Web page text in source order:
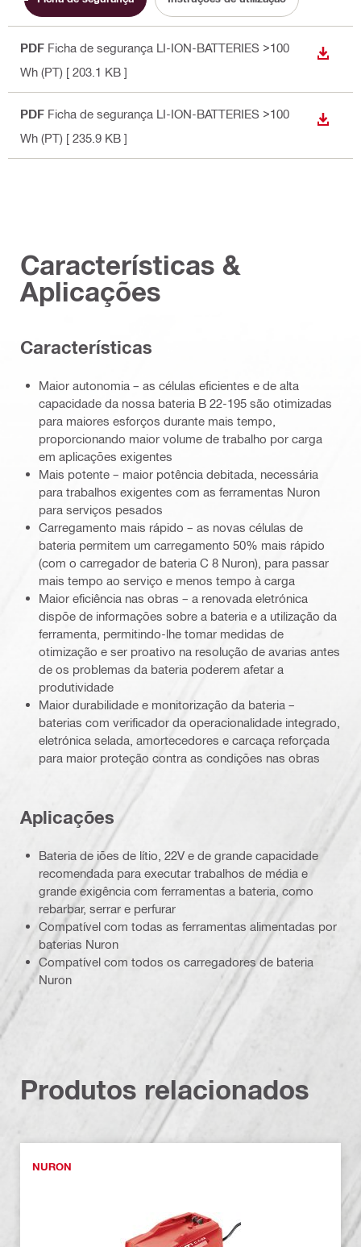
PDF Ficha de segurança LI-ION-BATTERIES >100
Wh (PT) [ 203.1 KB ]
PDF Ficha de segurança LI-ION-BATTERIES >100
Wh (PT) [ 235.9 KB ]
Características &
Aplicações
Características
Maior autonomia – as células eficientes e de alta
capacidade da nossa bateria B 22-195 são otimizadas
para maiores esforços durante mais tempo,
proporcionando maior volume de trabalho por carga
em aplicações exigentes
Mais potente – maior potência debitada, necessária
para trabalhos exigentes com as ferramentas Nuron
para serviços pesados
Carregamento mais rápido – as novas células de
bateria permitem um carregamento 50% mais rápido
(com o carregador de bateria C 8 Nuron), para passar
mais tempo ao serviço e menos tempo à carga
Maior eficiência nas obras – a renovada eletrónica
dispõe de informações sobre a bateria e a utilização da
ferramenta, permitindo-lhe tomar medidas de
otimização e ser proativo na resolução de avarias antes
de os problemas da bateria poderem afetar a
produtividade
Maior durabilidade e monitorização da bateria –
baterias com verificador da operacionalidade integrado,
eletrónica selada, amortecedores e carcaça reforçada
para maior proteção contra as condições nas obras
Aplicações
Bateria de iões de lítio, 22V e de grande capacidade
recomendada para executar trabalhos de média e
grande exigência com ferramentas a bateria, como
rebarbar, serrar e perfurar
Compatível com todas as ferramentas alimentadas por
baterias Nuron
Compatível com todos os carregadores de bateria
Nuron
Produtos relacionados
NURON